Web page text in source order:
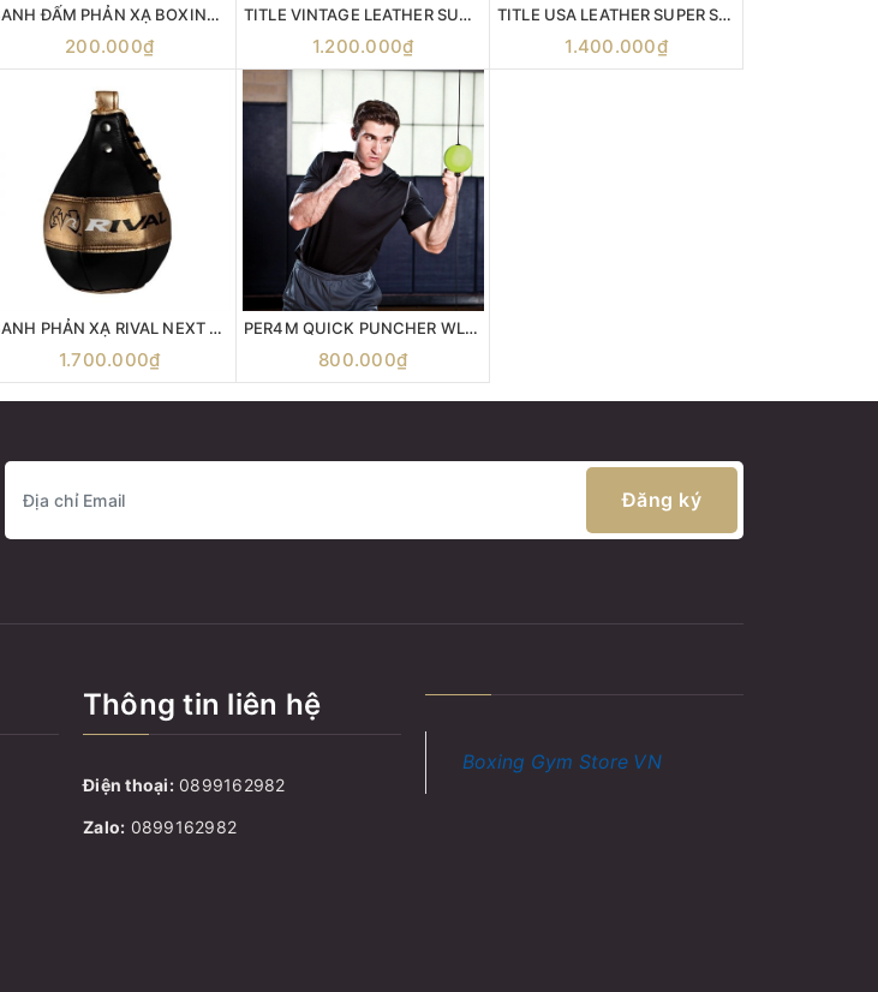
BANH ĐẤM PHẢN XẠ BOXING ( 3 BANH )
200.000₫
TITLE VINTAGE LEATHER SUPER SPEED BAG
1.200.000₫
TITLE USA LEATHER SUPER SPEED BAG
1.400.000₫
BANH PHẢN XẠ RIVAL NEXT GENERATION SPEED BAG RVSBP3
1.700.000₫
PER4M QUICK PUNCHER WLM ( BỘ TẬP ĐẤM NHANH )
800.000₫
Đăng ký
Thông tin liên hệ
Điện thoại: 0899162982
Zalo: 0899162982
Boxing Gym Store VN